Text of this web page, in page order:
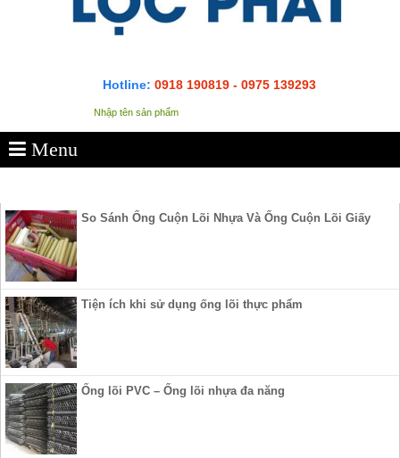
Hotline: 0918 190819 - 0975 139293
Menu
So Sánh Ống Cuộn Lõi Nhựa Và Ống Cuộn Lõi Giấy
Tiện ích khi sử dụng ống lõi thực phẩm
Ống lõi PVC – Ống lõi nhựa đa năng